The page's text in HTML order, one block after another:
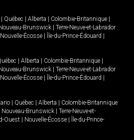
Québec Alberta Colombie-Britannique
Brunswick
Terre-Neuve-et-Labrador
Nouvelle-Écosse Île-du-Prince-Édouard
Alberta Colombie-Britannique
Brunswick
Terre-Neuve-et-Labrador
Nouvelle-Écosse Île-du-Prince-Édouard
Québec Alberta
Colombie-Britannique
Nouveau-Brunswick
Terre-Neuve-et-
Ouest Nouvelle-Écosse
Île-du-Prince-